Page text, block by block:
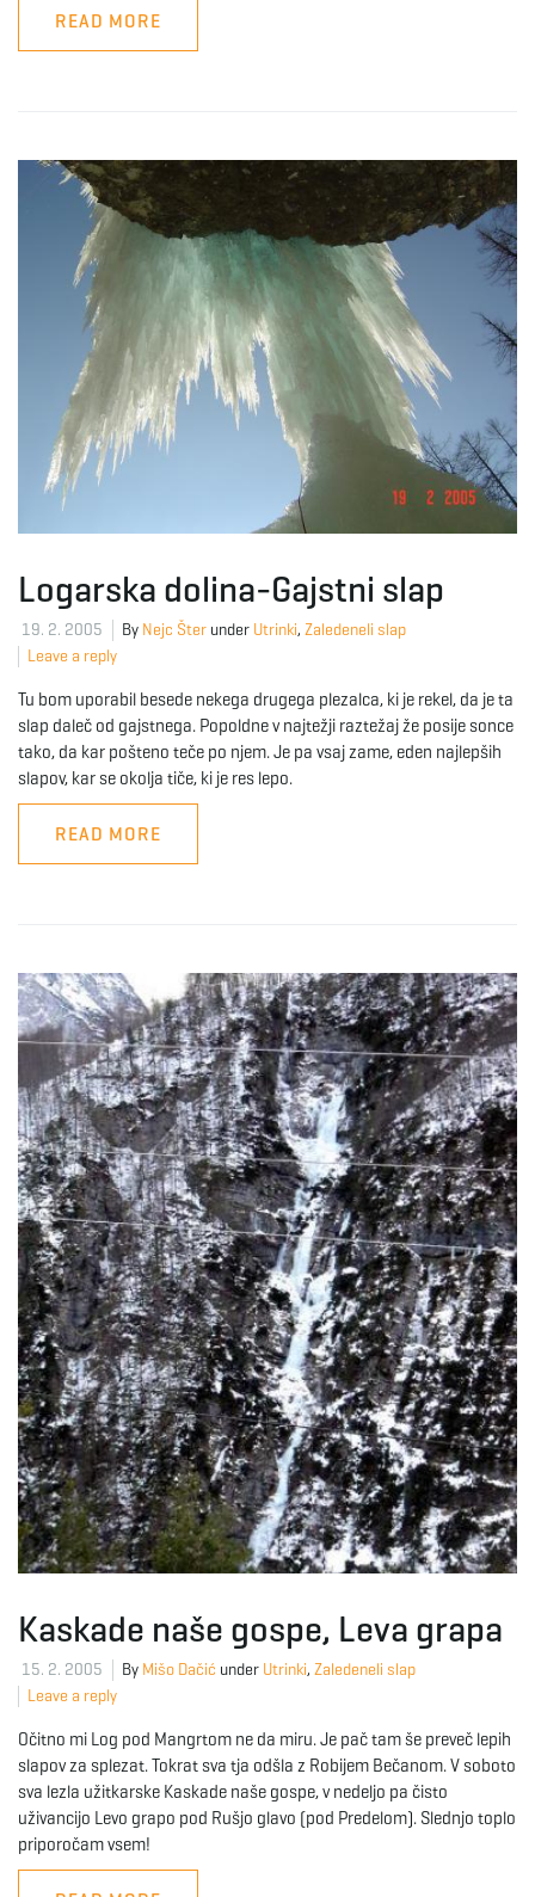
READ MORE
Logarska dolina-Gajstni slap
19. 2. 2005 By Nejc Šter under Utrinki, Zaledeneli slap
Leave a reply
Tu bom uporabil besede nekega drugega plezalca, ki je rekel, da je ta
slap daleč od gajstnega. Popoldne v najtežji raztežaj že posije sonce
tako, da kar pošteno teče po njem. Je pa vsaj zame, eden najlepših
slapov, kar se okolja tiče, ki je res lepo.
READ MORE
Kaskade naše gospe, Leva grapa
15. 2. 2005 By Mišo Dačić under Utrinki, Zaledeneli slap
Leave a reply
Očitno mi Log pod Mangrtom ne da miru. Je pač tam še preveč lepih
slapov za splezat. Tokrat sva tja odšla z Robijem Bečanom. V soboto
sva lezla užitkarske Kaskade naše gospe, v nedeljo pa čisto
uživancijo Levo grapo pod Rušjo glavo (pod Predelom). Slednjo toplo
priporočam vsem!